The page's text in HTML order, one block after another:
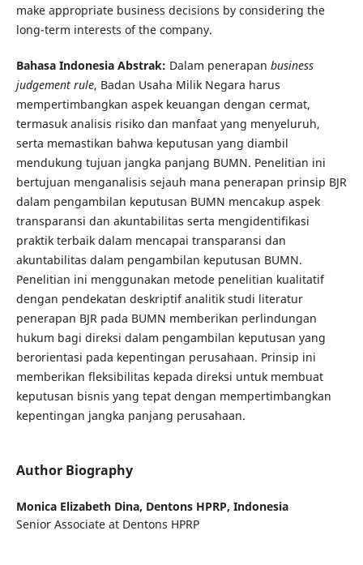
make appropriate business decisions by considering the
long-term interests of the company.
Bahasa Indonesia Abstrak: Dalam penerapan business
judgement rule, Badan Usaha Milik Negara harus
mempertimbangkan aspek keuangan dengan cermat,
termasuk analisis risiko dan manfaat yang menyeluruh,
serta memastikan bahwa keputusan yang diambil
mendukung tujuan jangka panjang BUMN. Penelitian ini
bertujuan menganalisis sejauh mana penerapan prinsip BJR
dalam pengambilan keputusan BUMN mencakup aspek
transparansi dan akuntabilitas serta mengidentifikasi
praktik terbaik dalam mencapai transparansi dan
akuntabilitas dalam pengambilan keputusan BUMN.
Penelitian ini menggunakan metode penelitian kualitatif
dengan pendekatan deskriptif analitik studi literatur
penerapan BJR pada BUMN memberikan perlindungan
hukum bagi direksi dalam pengambilan keputusan yang
berorientasi pada kepentingan perusahaan. Prinsip ini
memberikan fleksibilitas kepada direksi untuk membuat
keputusan bisnis yang tepat dengan mempertimbangkan
kepentingan jangka panjang perusahaan.
Author Biography
Monica Elizabeth Dina, Dentons HPRP, Indonesia
Senior Associate at Dentons HPRP